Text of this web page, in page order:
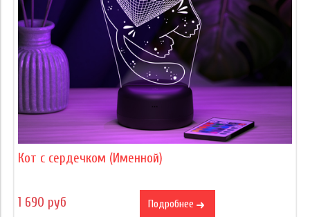
Кот с сердечком (Именной)
1 690 руб Подробнее